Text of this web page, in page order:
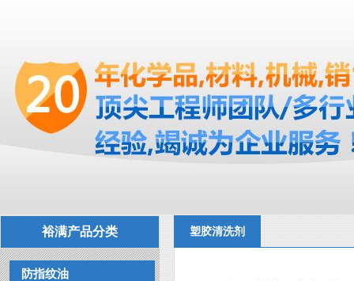
裕满产品分类
防指纹油
塑胶清洗剂